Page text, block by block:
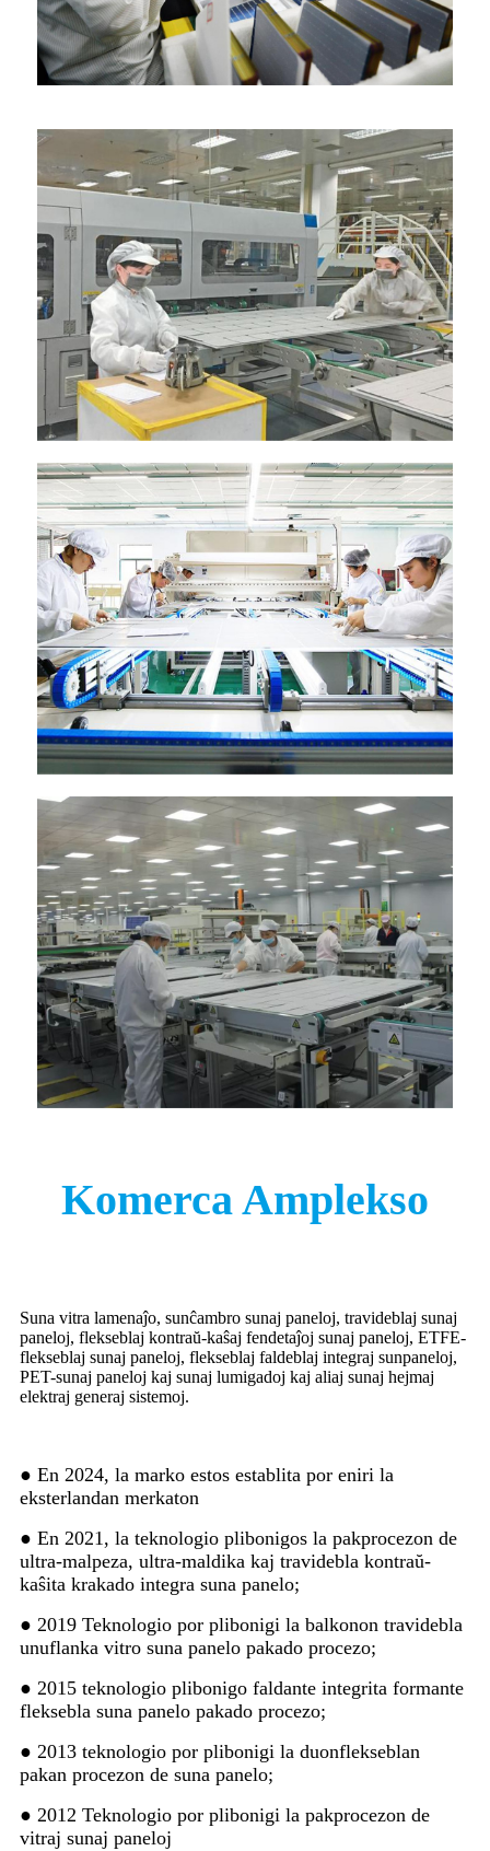
Komerca Amplekso
Suna vitra lamenaĵo, sunĉambro sunaj paneloj, travideblaj sunaj
paneloj, flekseblaj kontraŭ-kaŝaj fendetaĵoj sunaj paneloj, ETFE-
flekseblaj sunaj paneloj, flekseblaj faldeblaj integraj sunpaneloj,
PET-sunaj paneloj kaj sunaj lumigadoj kaj aliaj sunaj hejmaj
elektraj generaj sistemoj.
● En 2024, la marko estos establita por eniri la
eksterlandan merkaton
● En 2021, la teknologio plibonigos la pakprocezon de
ultra-malpeza, ultra-maldika kaj travidebla kontraŭ-
kaŝita krakado integra suna panelo;
● 2019 Teknologio por plibonigi la balkonon travidebla
unuflanka vitro suna panelo pakado procezo;
● 2015 teknologio plibonigo faldante integrita formante
fleksebla suna panelo pakado procezo;
● 2013 teknologio por plibonigi la duonflekseblan
pakan procezon de suna panelo;
● 2012 Teknologio por plibonigi la pakprocezon de
vitraj sunaj paneloj